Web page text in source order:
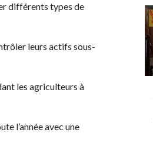
différents types de
leurs actifs sous-
les agriculteurs à
l’année avec une